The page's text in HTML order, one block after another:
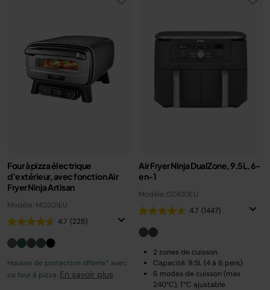
Four à pizza électrique
d’extérieur, avec fonction Air
Fryer Ninja Artisan
Modèle: MO201EU
4.7 (228)
Housse de protection offerte* avec
ce four à pizza. En savoir plus
Air Fryer Ninja DualZone, 9.5L, 6-
en-1
Modèle: DZ400EU
4.7 (1447)
2 zones de cuisson
Capacité: 9.5L (4 à 6 pers)
6 modes de cuisson (max
240°C), T°C ajustable